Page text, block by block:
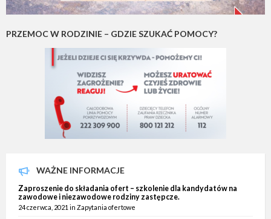
PRZEMOC W RODZINIE – GDZIE SZUKAĆ POMOCY?
WAŻNE INFORMACJE
Zaproszenie do składania ofert – szkolenie dla kandydatów na
zawodowe i niezawodowe rodziny zastępcze.
24 czerwca, 2021 in Zapytania ofertowe